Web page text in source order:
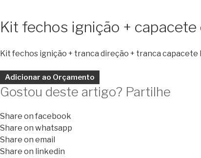
Kit fechos ignição +
Kit fechos ignição + tranca direção + tranca capacete
Adicionar ao Orçamento
Gostou deste artigo? Partilhe
Share on facebook
Share on whatsapp
Share on email
Share on linkedin